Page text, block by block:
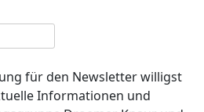
für den Newsletter willigst
Informationen und